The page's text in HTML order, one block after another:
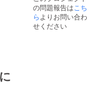
の問題報告はこち
らよりお問い合わ
せください